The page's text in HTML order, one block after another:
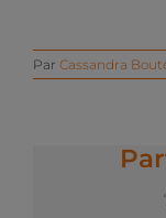
Par Cassandra